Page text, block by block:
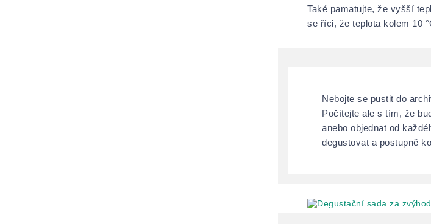
Také pamatujte, že vyšší
se říci, že teplota kolem 10
Nebojte se pustit do
Počítejte ale s tím, že
anebo objednat od
degustovat a postupně